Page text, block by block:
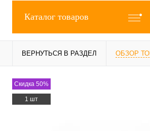
Каталог товаров
ВЕРНУТЬСЯ В РАЗДЕЛ ОБЗОР
Скидка 50%
1 шт